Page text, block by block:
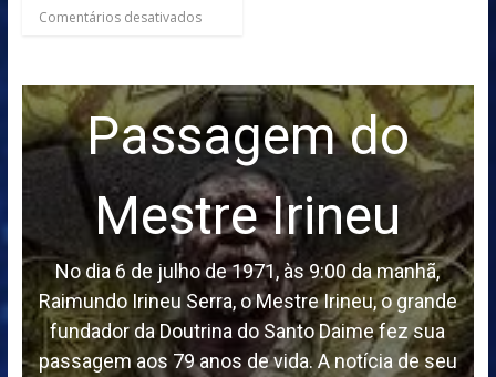
Comentários desativados
Passagem do
Mestre Irineu
No dia 6 de julho de 1971, às 9:00 da manhã,
Raimundo Irineu Serra, o Mestre Irineu, o grande
fundador da Doutrina do Santo Daime fez sua
passagem aos 79 anos de vida. A notícia de seu